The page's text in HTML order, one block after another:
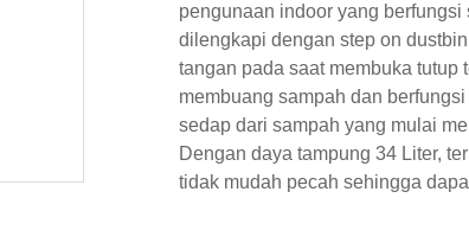
pengunaan indoor yang
dilengkapi dengan step on
tangan pada saat membuka tutup
membuang sampah dan
sedap dari sampah yang mulai
Dengan daya tampung 34 Liter,
tidak mudah pecah sehingga